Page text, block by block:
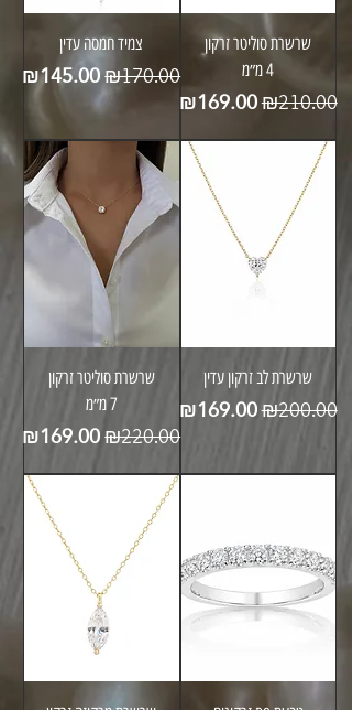
שרשרת סוליטר זרקון
4 מ״מ
מחיר רגיל
₪210.00מחיר מבצע
₪169.00
צמיד חמסה עדין
מחיר רגיל
₪170.00מחיר מבצע
₪145.00
שרשרת לב זרקון עדין
מחיר רגיל
₪200.00מחיר מבצע
₪169.00
שרשרת סוליטר זרקון
7 מ״מ
מחיר רגיל
₪220.00מחיר מבצע
₪169.00